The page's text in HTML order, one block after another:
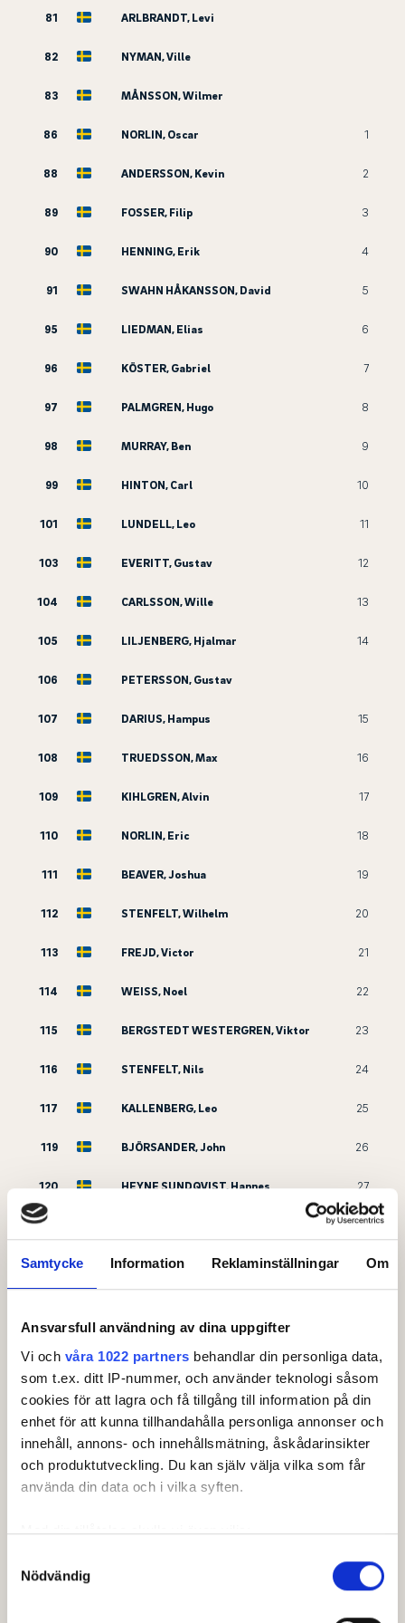
Samtycke Information Reklaminställningar Om
Ansvarsfull användning av dina uppgifter
Vi och våra 1022 partners behandlar din personliga data,
som t.ex. ditt IP-nummer, och använder teknologi såsom
cookies för att lagra och få tillgång till information på din
enhet för att kunna tillhandahålla personliga annonser och
innehåll, annons- och innehållsmätning, åskådarinsikter
och produktutveckling. Du kan själv välja vilka som får
använda din data och i vilka syften.
Med din tillåtelse skulle vi även vilja:
kan ha en noggrannhet på upp till flera meter
Nödvändig
81 ARLBRANDT, Levi
82 NYMAN, Ville
83 MÅNSSON, Wilmer
86 NORLIN, Oscar 1
88 ANDERSSON, Kevin 2
89 FOSSER, Filip 3
90 HENNING, Erik 4
91 SWAHN HÅKANSSON, David 5
95 LIEDMAN, Elias 6
96 KÖSTER, Gabriel 7
97 PALMGREN, Hugo 8
98 MURRAY, Ben 9
99 HINTON, Carl 10
101 LUNDELL, Leo 11
103 EVERITT, Gustav 12
104 CARLSSON, Wille 13
105 LILJENBERG, Hjalmar 14
106 PETERSSON, Gustav
107 DARIUS, Hampus 15
108 TRUEDSSON, Max 16
109 KIHLGREN, Alvin 17
110 NORLIN, Eric 18
111 BEAVER, Joshua 19
112 STENFELT, Wilhelm 20
113 FREJD, Victor 21
114 WEISS, Noel 22
115 BERGSTEDT WESTERGREN, Viktor 23
116 STENFELT, Nils 24
117 KALLENBERG, Leo 25
119 BJÖRSANDER, John 26
120 HEYNE SUNDQVIST, Hannes 27
122 28
123 HÄTTING, William 29
127 JOHANSSON, Lucas 32
128 GUSTAFSSON, William 33
KNUTFELT, Oskar 34
KINDBERG BAKOS, Filip
135 BECKER, Adam 36
136 37
38